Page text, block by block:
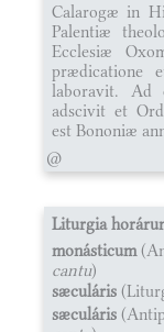
Calarogæ in
Palentiæ
Ecclesiæ
prædicatione
laboravit. Ad
adscivit et
est Bononiæ
@
Liturgia
monásticum
cantu)
sæculáris
sæculáris